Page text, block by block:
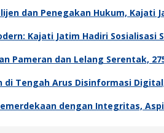
dan Penegakan Hukum, Kajati
Kajati Jatim Hadiri Sosialisasi
Pameran dan Lelang Serentak,
di Tengah Arus Disinformasi
dengan Integritas,